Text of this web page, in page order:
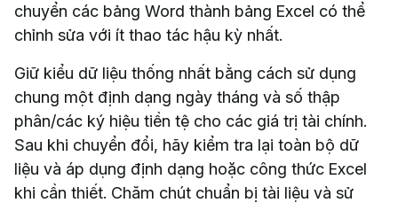
chuyển các bảng Word thành bảng Excel có thể
chỉnh sửa với ít thao tác hậu kỳ nhất.
Giữ kiểu dữ liệu thống nhất bằng cách sử dụng
chung một định dạng ngày tháng và số thập
phân/các ký hiệu tiền tệ cho các giá trị tài chính.
Sau khi chuyển đổi, hãy kiểm tra lại toàn bộ dữ
liệu và áp dụng định dạng hoặc công thức Excel
khi cần thiết. Chăm chút chuẩn bị tài liệu và sử